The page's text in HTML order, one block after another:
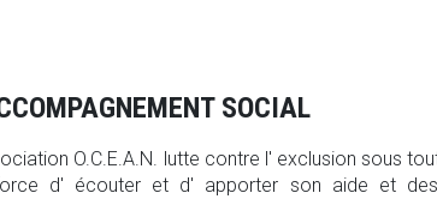
SOCIAL
O.C.E.A.N. lutte contre l' exclusion sous
d' écouter et d' apporter son aide et